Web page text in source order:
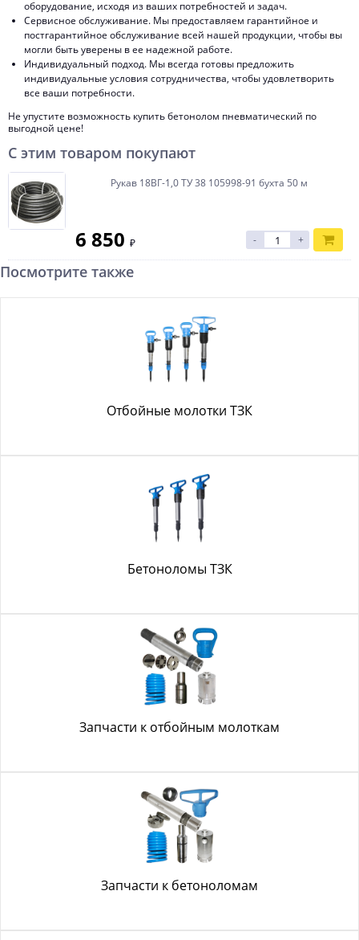
оборудование, исходя из ваших потребностей и задач.
Сервисное обслуживание. Мы предоставляем гарантийное и
постгарантийное обслуживание всей нашей продукции, чтобы вы
могли быть уверены в ее надежной работе.
Индивидуальный подход. Мы всегда готовы предложить
индивидуальные условия сотрудничества, чтобы удовлетворить
все ваши потребности.
Не упустите возможность купить бетонолом пневматический по
выгодной цене!
С этим товаром покупают
Рукав 18ВГ-1,0 ТУ 38 105998-91 бухта 50 м
6 850 ₽ - +
Посмотрите также
Отбойные молотки ТЗК
Бетоноломы ТЗК
Запчасти к отбойным молоткам
Запчасти к бетоноломам